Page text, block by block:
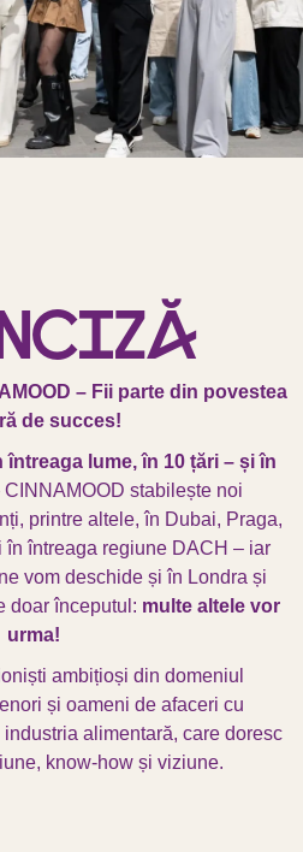
– Fii parte din povestea
de succes!
întreaga lume, în 10 țări – și în
CINNAMOOD stabilește noi
printre altele, în Dubai, Praga,
în întreaga regiune DACH – iar
vom deschide și în Londra și
doar începutul: multe altele vor
urma!
ambițioși din domeniul
și oameni de afaceri cu
alimentară, care doresc
know-how și viziune.